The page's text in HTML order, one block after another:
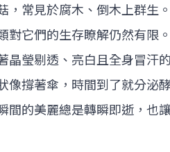
，常見於腐木、倒木上群生
對它們的生存瞭解仍然有限
晶瑩剔透、亮白且全身冒汗
像撐著傘，時間到了就分泌
間的美麗總是轉瞬即逝，也